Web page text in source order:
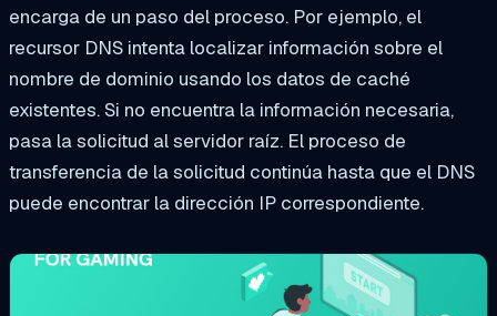
encarga de un paso del proceso. Por ejemplo, el
recursor DNS intenta localizar información sobre el
nombre de dominio usando los datos de caché
existentes. Si no encuentra la información necesaria,
pasa la solicitud al servidor raíz. El proceso de
transferencia de la solicitud continúa hasta que el DNS
puede encontrar la dirección IP correspondiente.